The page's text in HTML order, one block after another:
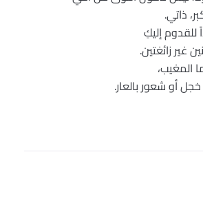
ذاتي.
للقدوم إليكِ
غير زائغتين.
المغيب،
أو شعور بالعار.